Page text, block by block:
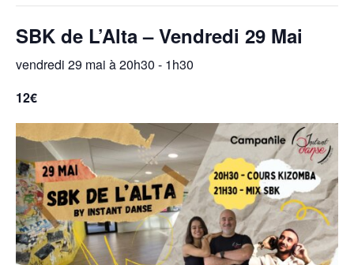
SBK de L’Alta – Vendredi 29 Mai
vendredi 29 mai à 20h30 - 1h30
12€